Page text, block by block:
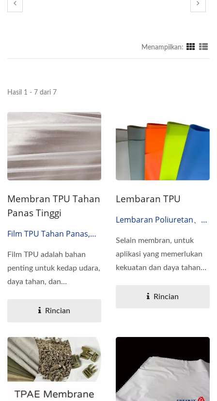
Menampilkan:
Hasil 1 - 7 dari 7
Membran TPU Tahan
Panas Tinggi
Film TPU Tahan Panas,
Film TPU adalah bahan
penting untuk kedap udara,
daya tahan, dan
produksi...
Rincian
Lembaran TPU
Lembaran Poliuretan、
Selain membran, untuk
aplikasi yang memerlukan
kekuatan dan daya tahan
Rincian